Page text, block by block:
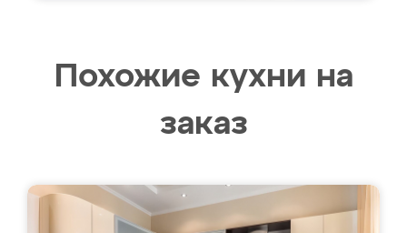
Похожие кухни на
заказ